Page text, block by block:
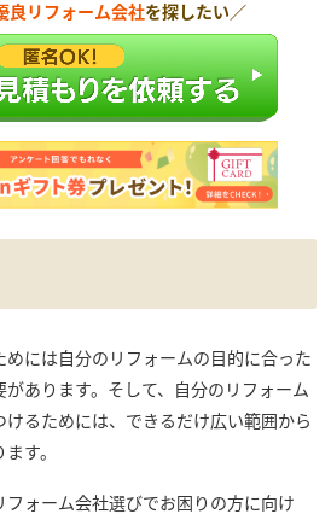
良リフォーム会社を探したい／
めには自分のリフォームの目的に合った
あります。そして、自分のリフォーム
るためには、できるだけ広い範囲から
す。
フォーム会社選びでお困りの方に向け